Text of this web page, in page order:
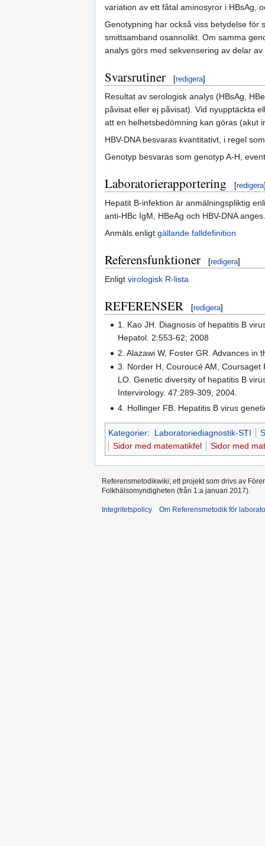
variation av ett fåtal aminosyror i HBsAg,
Genotypning har också viss betydelse för
smittsamband osannolikt. Om samma
analys görs med sekvensering av delar
Svarsrutiner [redigera]
Resultat av serologisk analys (HBsAg,
påvisat eller ej påvisat). Vid nyupptäckta
att en helhetsbedömning kan göras (akut
HBV-DNA besvaras kvantitativt, i regel
Genotyp besvaras som genotyp A-H,
Laboratorierapportering [redigera
Hepatit B-infektion är anmälningspliktig
anti-HBc IgM, HBeAg och HBV-DNA anges.
Anmäls enligt gällande falldefinition
Referensfunktioner [redigera]
Enligt virologisk R-lista
REFERENSER [redigera]
1. Kao JH. Diagnosis of hepatitis B
Hepatol. 2:553-62; 2008
2. Alazawi W, Foster GR. Advances
3. Norder H, Couroucé AM,
LO. Genetic diversity of hepatitis B
Intervirology. 47:289-309, 2004.
4. Hollinger FB. Hepatitis B virus
Kategorier: Laboratoriediagnostik-STI
Sidor med matematikfel
Sidor med
Referensmetodikwiki; ett projekt som drivs av
Folkhälsomyndigheten (från 1:a januari 2017).
Integritetspolicy Om Referensmetodik för